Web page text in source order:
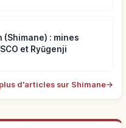
(Shimane) : mines
et Ryūgenji
d'articles sur Shimane→